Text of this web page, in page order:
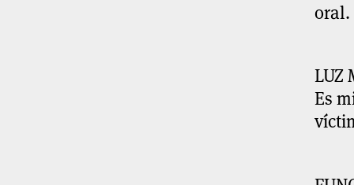
oral.
LUZ
Es